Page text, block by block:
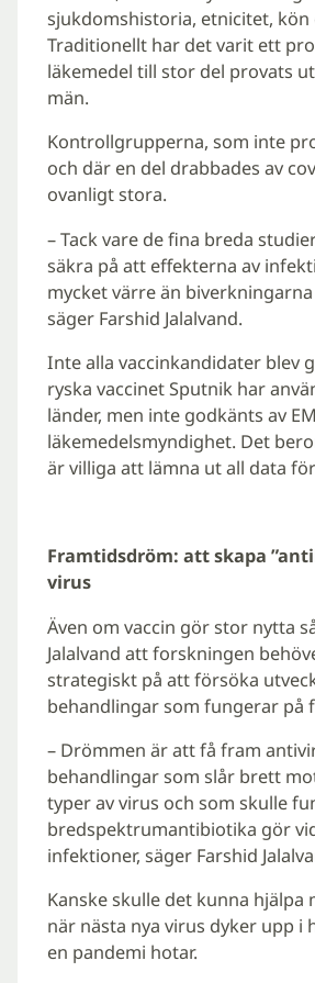
sjukdomshistoria, etnicitet, kön
Traditionellt har det varit ett
läkemedel till stor del provats
män.
Kontrollgrupperna, som inte
och där en del drabbades av
ovanligt stora.
– Tack vare de fina breda
säkra på att effekterna av
mycket värre än biverkningarna
säger Farshid Jalalvand.
Inte alla vaccinkandidater blev
ryska vaccinet Sputnik har
länder, men inte godkänts av
läkemedelsmyndighet. Det
är villiga att lämna ut all data
Framtidsdröm: att skapa
virus
Även om vaccin gör stor nytta
Jalalvand att forskningen
strategiskt på att försöka
behandlingar som fungerar på
– Drömmen är att få fram
behandlingar som slår brett
typer av virus och som skulle
bredspektrumantibiotika gör
infektioner, säger Farshid
Kanske skulle det kunna hjälpa
när nästa nya virus dyker upp i
en pandemi hotar.